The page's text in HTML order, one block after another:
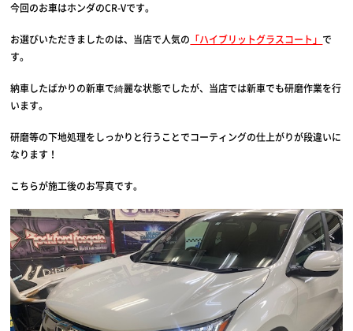
今回のお車はホンダのCR-Vです。
お選びいただきましたのは、当店で人気の 「ハイブリットグラスコート」 で
す。
納車したばかりの新車で綺麗な状態でしたが、当店では新車でも研磨作業を行
います。
研磨等の下地処理をしっかりと行うことでコーティングの仕上がりが段違いに
なります！
こちらが施工後のお写真です。